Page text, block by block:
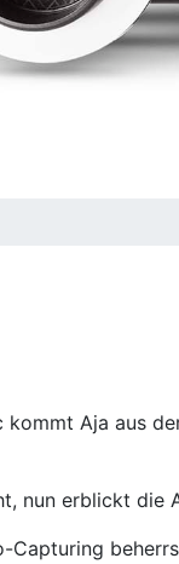
Aja aus
nun erblickt die
Capturing